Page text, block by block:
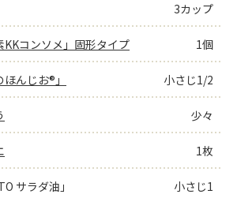
3カップ
KKコンソメ」固形タイプ 1個
ほんじお®」 小さじ1/2
少々
1枚
サラダ油」 小さじ1